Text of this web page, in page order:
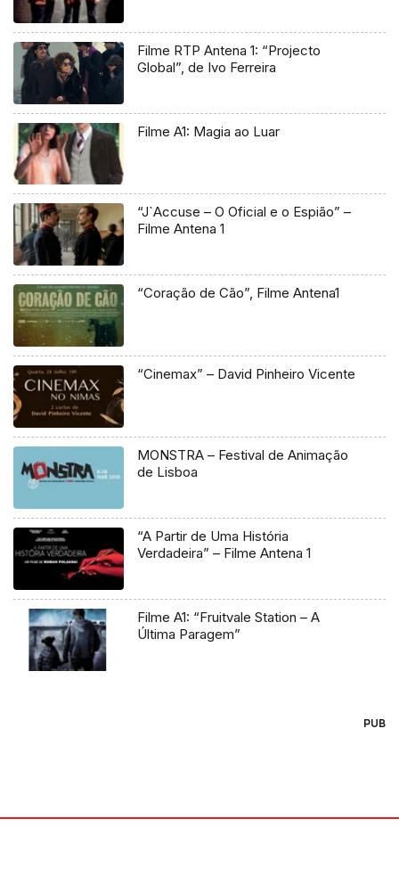
Filme RTP Antena 1: “Projecto
Global”, de Ivo Ferreira
Filme A1: Magia ao Luar
“J`Accuse – O Oficial e o Espião” –
Filme Antena 1
“Coração de Cão”, Filme Antena1
“Cinemax” – David Pinheiro Vicente
MONSTRA – Festival de Animação
de Lisboa
“A Partir de Uma História
Verdadeira” – Filme Antena 1
Filme A1: “Fruitvale Station – A
Última Paragem”
PUB